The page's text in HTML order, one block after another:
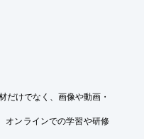
だけでなく、画像や動画・
オンラインでの学習や研修